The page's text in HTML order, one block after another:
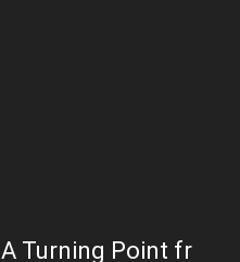
A Turning Point fr